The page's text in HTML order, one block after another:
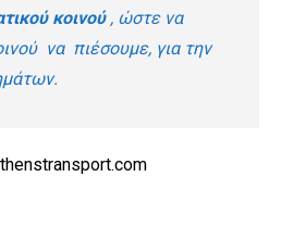
κοινού, ώστε να
να πιέσουμε, για την